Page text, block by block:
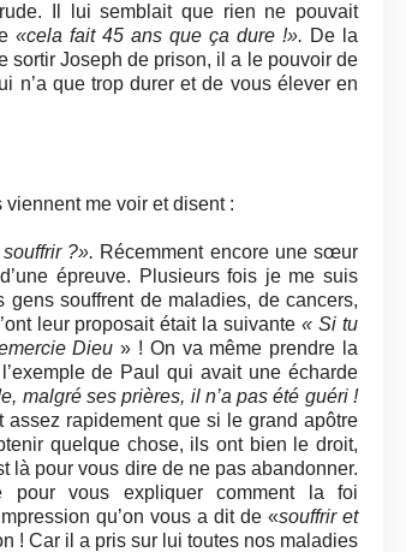
Il lui semblait que rien ne pouvait
«cela fait 45 ans que ça dure !». De la
sortir Joseph de prison, il a le pouvoir de
n’a que trop durer et de vous élever en
me voir et disent :
?». Récemment encore une sœur
épreuve. Plusieurs fois je me suis
souffrent de maladies, de cancers,
leur proposait était la suivante« Si tu
Dieu » ! On va même prendre la
de Paul qui avait une écharde
malgré ses prières, il n’a pas été guéri !
rapidement que si le grand apôtre
quelque chose, ils ont bien le droit,
là pour vous dire de ne pas abandonner.
pour vous expliquer comment la foi
qu’on vous a dit de «souffrir et
! Car il a pris sur lui toutes nos maladies